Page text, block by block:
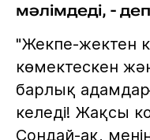
мәлімдеді, -
"Жекпе-жектен
көмектескен
барлық
келеді! Жақсы
Сондай-ақ,